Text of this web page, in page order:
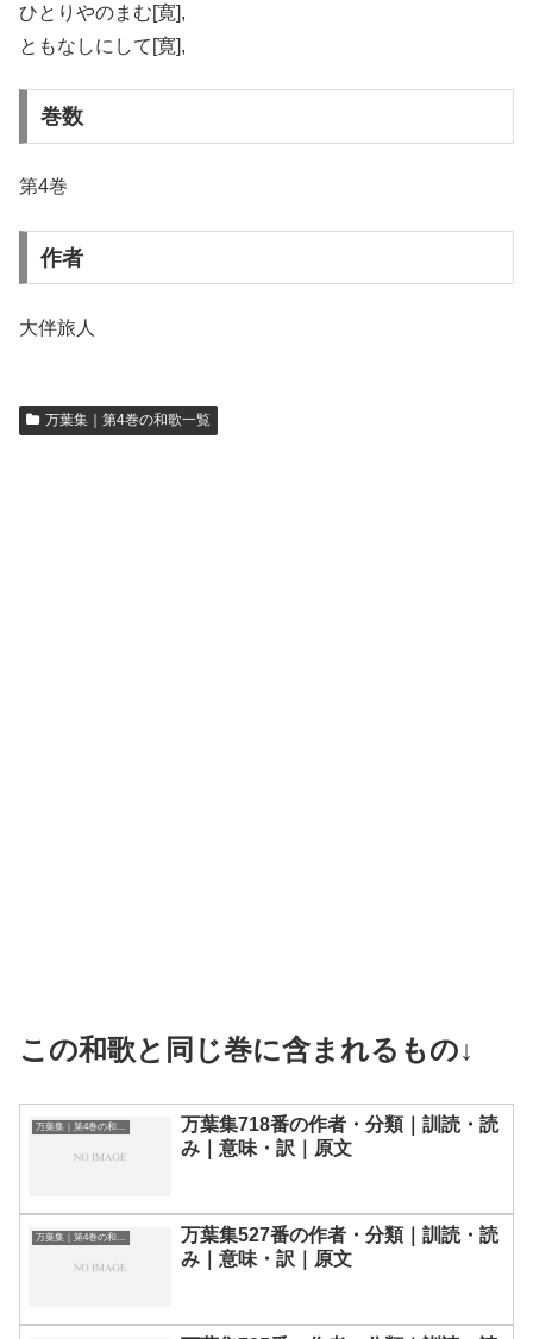
ひとりやのまむ[寛],
ともなしにして[寛],
巻数
第4巻
作者
大伴旅人
万葉集｜第4巻の和歌一覧
この和歌と同じ巻に含まれるもの↓
万葉集718番の作者・分類｜訓読・読
み｜意味・訳｜原文
万葉集｜第4巻の和歌一覧
万葉集527番の作者・分類｜訓読・読
み｜意味・訳｜原文